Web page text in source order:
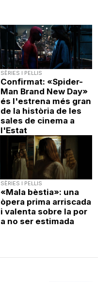
SÈRIES I PEL·LIS
Confirmat: «Spider-
Man Brand New Day»
és l'estrena més gran
de la història de les
sales de cinema a
l'Estat
SÈRIES I PEL·LIS
«Mala bèstia»: una
òpera prima arriscada
i valenta sobre la por
a no ser estimada